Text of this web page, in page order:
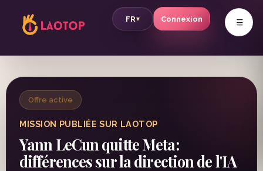
FR▾ Connexion v
Offre active
MISSION PUBLIÉE SUR LAOTOP
Yann LeCun quitte Meta:
différences sur la direction de l'IA